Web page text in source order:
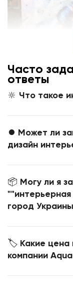
Часто
ответы
🔆 Что такое
⏺ Может ли
дизайн
📦 Могу ли я
город
🏷 Какие цена
компании